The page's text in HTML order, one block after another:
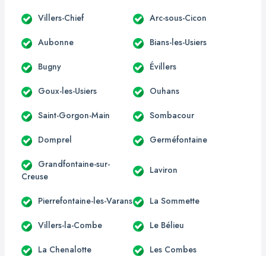
Villers-Chief Arc-sous-Cicon
Aubonne Bians-les-Usiers
Bugny Évillers
Goux-les-Usiers Ouhans
Saint-Gorgon-Main Sombacour
Domprel Germéfontaine
Grandfontaine-sur-
Creuse
Laviron
Pierrefontaine-les-Varans La Sommette
Villers-la-Combe Le Bélieu
La Chenalotte Les Combes